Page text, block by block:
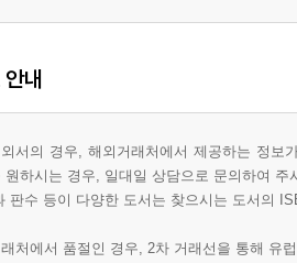
내
외서의 경우, 해외거래처에서 제공하는 정
원하시는 경우, 일대일 상담으로 문의하여 주
판수 등이 다양한 도서는 찾으시는 도서의
처에서 품절인 경우, 2차 거래선을 통해 유